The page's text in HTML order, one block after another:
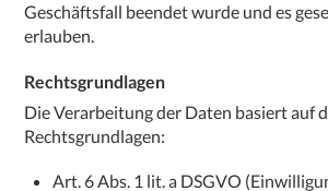
Geschäftsfall beendet wurde und es
erlauben.
Rechtsgrundlagen
Die Verarbeitung der Daten basiert auf
Rechtsgrundlagen:
Art. 6 Abs. 1 lit. a DSGVO